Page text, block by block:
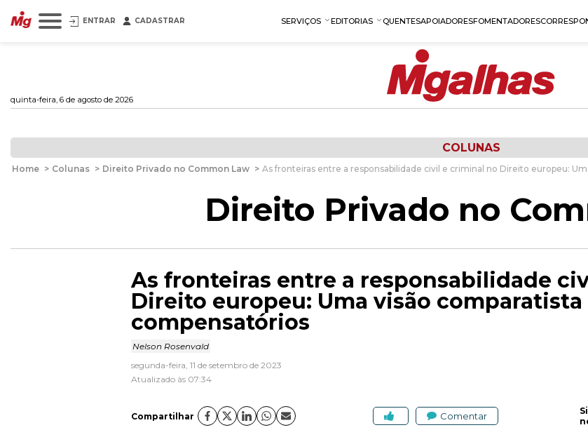
ENTRAR CADASTRAR SERVIÇOS EDITORIAS QUENTESAPOIADORESFOMENTADORES
quinta-feira, 6 de agosto de 2026
COLUNAS
Home > Colunas > Direito Privado no Common Law > As fronteiras entre a responsabilidade civil e criminal no Direito europeu:
Direito Privado no
As fronteiras entre a responsabilidade
Direito europeu: Uma visão
compensatórios
Nelson Rosenvald
segunda-feira, 11 de setembro de 2023
Atualizado às 07:34
Compartilhar Comentar